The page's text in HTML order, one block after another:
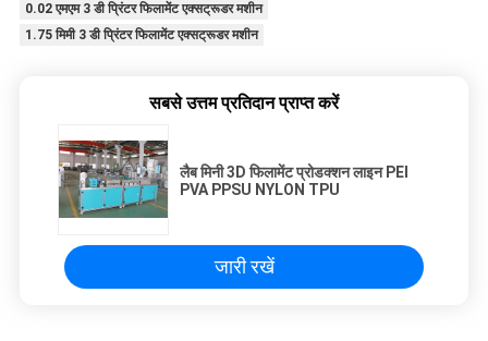
0.02 एमएम 3 डी प्रिंटर फिलामेंट एक्सट्रूडर मशीन
1.75 मिमी 3 डी प्रिंटर फिलामेंट एक्सट्रूडर मशीन
सबसे उत्तम प्रतिदान प्राप्त करें
लैब मिनी 3D फिलामेंट प्रोडक्शन लाइन PEI
PVA PPSU NYLON TPU
जारी रखें